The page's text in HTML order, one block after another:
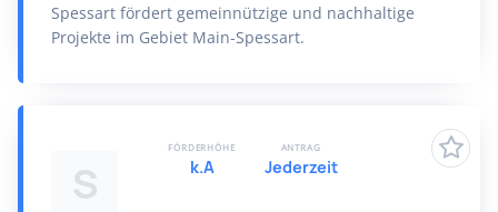
Spessart fördert gemeinnützige und nachhaltige
Projekte im Gebiet Main-Spessart.
S
FÖRDERHÖHE
k.A
ANTRAG
Jederzeit